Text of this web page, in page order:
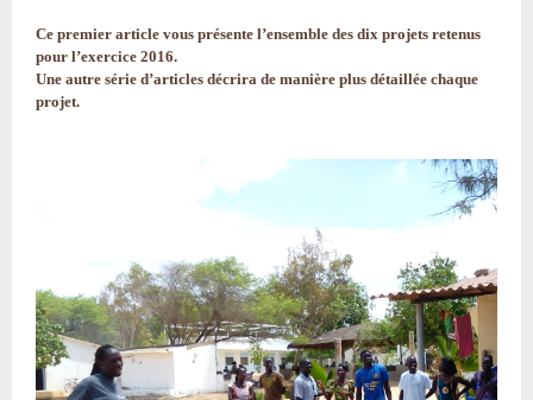
Ce premier article vous présente l’ensemble des dix projets retenus
pour l’exercice 2016.
Une autre série d’articles décrira de manière plus détaillée chaque
projet.